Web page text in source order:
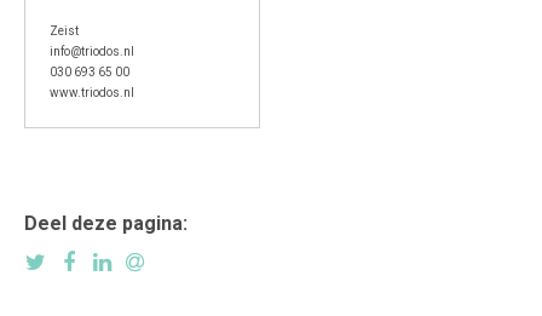
Zeist
info@triodos.nl
030 693 65 00
www.triodos.nl
Deel deze pagina: